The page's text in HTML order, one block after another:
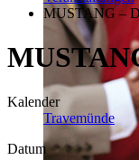
MUSTANG –
Kalender
Travemünde
Datum